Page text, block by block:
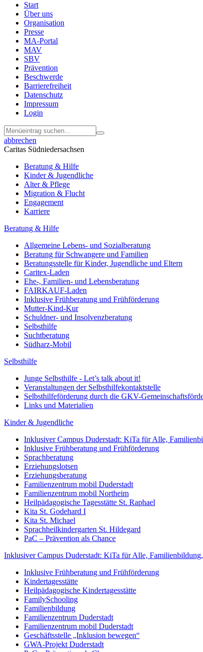
Menu
Footer
Start
Über uns
Organisation
Presse
MA-Portal
MAV
SBV
Prävention
Beschwerde
Barrierefreiheit
Datenschutz
Impressum
Login
abbrechen
Caritas Südniedersachsen
Beratung & Hilfe
Kinder & Jugendliche
Alter & Pflege
Migration & Flucht
Engagement
Karriere
Beratung & Hilfe
Allgemeine Lebens- und Sozialberatung
Beratung für Schwangere und Familien
Beratungsstelle für Kinder, Jugendliche und Eltern
Caritex-Laden
Ehe-, Familien- und Lebensberatung
FAIRKAUF-Laden
Inklusive Frühberatung und Frühförderung
Mutter-Kind-Kur
Schuldner- und Insolvenzberatung
Selbsthilfe
Suchtberatung
Südharz-Mobil
Selbsthilfe
Junge Selbsthilfe - Let’s talk about it!
Veranstaltungen der Selbsthilfekontaktstelle
Selbsthilfeförderung durch die GKV-
Links und Materialien
Kinder & Jugendliche
Inklusiver Campus Duderstadt: KiTa für Alle,
Inklusive Frühberatung und Frühförderung
Sprachberatung
Erziehungslotsen
Erziehungsberatung
Familienzentrum mobil Duderstadt
Familienzentrum mobil Northeim
Heilpädagogische Tagesstätte St. Raphael
Kita St. Godehard I
Kita St. Michael
Sprachheilkindergarten St. Hildegard
PaC – Prävention als Chance
Inklusiver Campus Duderstadt: KiTa für Alle,
Inklusive Frühberatung und Frühförderung
Kindertagesstätte
Heilpädagogische Kindertagesstätte
FamilySchooling
Familienbildung
Familienzentrum Duderstadt
Familienzentrum mobil Duderstadt
Geschäftsstelle „Inklusion bewegen“
GWA-Projekt Duderstadt